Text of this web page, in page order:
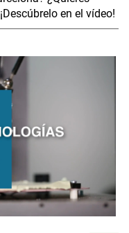
en el vídeo!